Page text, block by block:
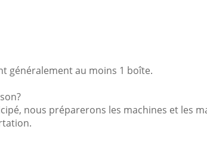
généralement au moins 1 boîte.
nous préparerons les machines et les